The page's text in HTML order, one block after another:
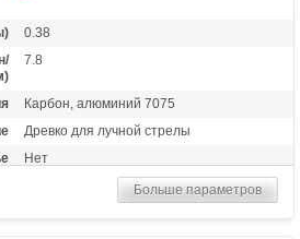
0.38
7.8
Карбон, алюминий 7075
Древко для лучной стрелы
Нет
Больше параметров